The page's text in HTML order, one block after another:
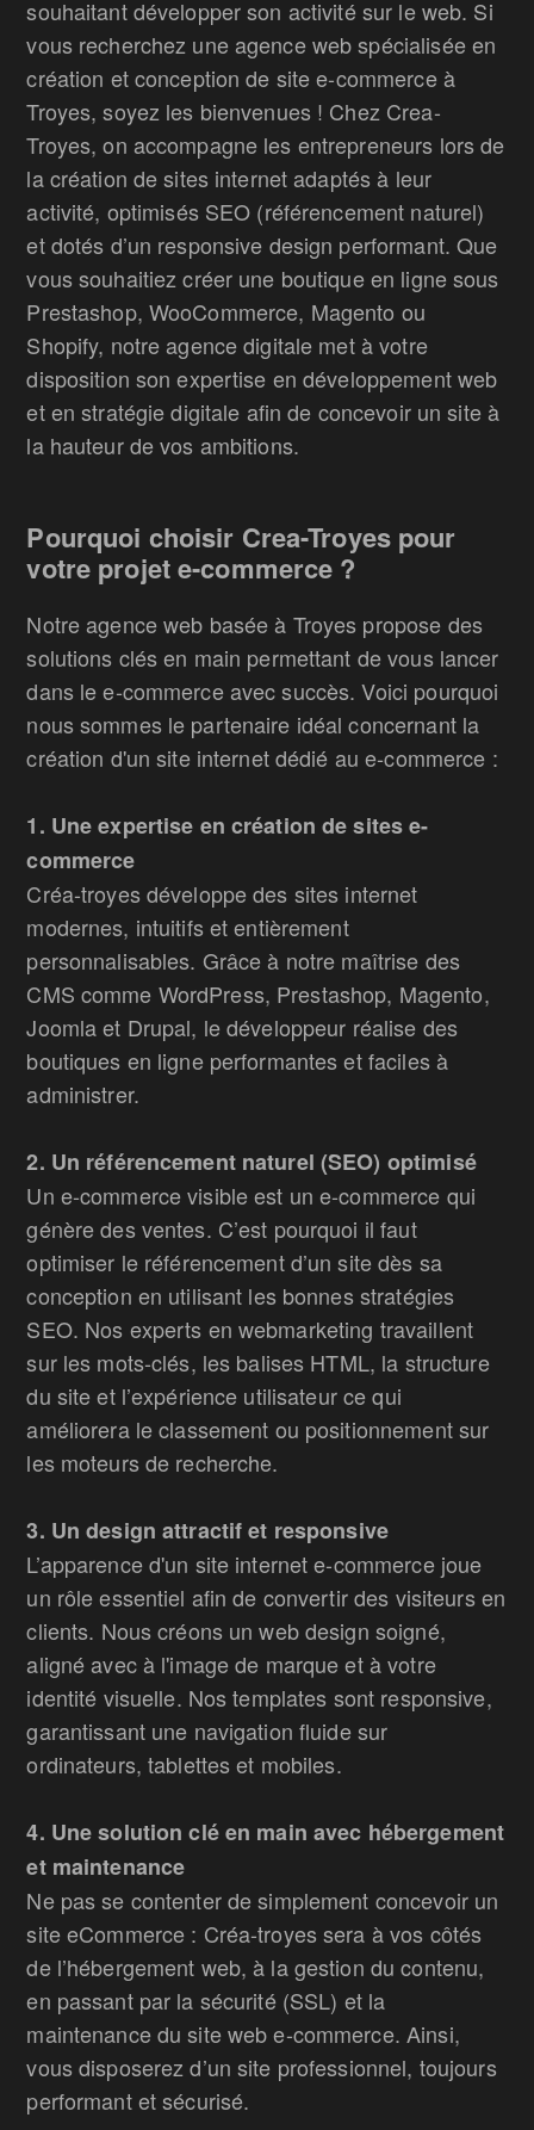
souhaitant développer son activité sur le web. Si
vous recherchez une agence web spécialisée en
création et conception de site e-commerce à
Troyes, soyez les bienvenues ! Chez Crea-
Troyes, on accompagne les entrepreneurs lors de
la création de sites internet adaptés à leur
activité, optimisés SEO (référencement naturel)
et dotés d’un responsive design performant. Que
vous souhaitiez créer une boutique en ligne sous
Prestashop, WooCommerce, Magento ou
Shopify, notre agence digitale met à votre
disposition son expertise en développement web
et en stratégie digitale afin de concevoir un site à
la hauteur de vos ambitions.
Pourquoi choisir Crea-Troyes pour
votre projet e-commerce ?
Notre agence web basée à Troyes propose des
solutions clés en main permettant de vous lancer
dans le e-commerce avec succès. Voici pourquoi
nous sommes le partenaire idéal concernant la
création d'un site internet dédié au e-commerce :
1. Une expertise en création de sites e-
commerce
Créa-troyes développe des sites internet
modernes, intuitifs et entièrement
personnalisables. Grâce à notre maîtrise des
CMS comme WordPress, Prestashop, Magento,
Joomla et Drupal, le développeur réalise des
boutiques en ligne performantes et faciles à
administrer.
2. Un référencement naturel (SEO) optimisé
Un e-commerce visible est un e-commerce qui
génère des ventes. C’est pourquoi il faut
optimiser le référencement d’un site dès sa
conception en utilisant les bonnes stratégies
SEO. Nos experts en webmarketing travaillent
sur les mots-clés, les balises HTML, la structure
du site et l’expérience utilisateur ce qui
améliorera le classement ou positionnement sur
les moteurs de recherche.
3. Un design attractif et responsive
L’apparence d'un site internet e-commerce joue
un rôle essentiel afin de convertir des visiteurs en
clients. Nous créons un web design soigné,
aligné avec à l'image de marque et à votre
identité visuelle. Nos templates sont responsive,
garantissant une navigation fluide sur
ordinateurs, tablettes et mobiles.
4. Une solution clé en main avec hébergement
et maintenance
Ne pas se contenter de simplement concevoir un
site eCommerce : Créa-troyes sera à vos côtés
de l’hébergement web, à la gestion du contenu,
en passant par la sécurité (SSL) et la
maintenance du site web e-commerce. Ainsi,
vous disposerez d’un site professionnel, toujours
performant et sécurisé.